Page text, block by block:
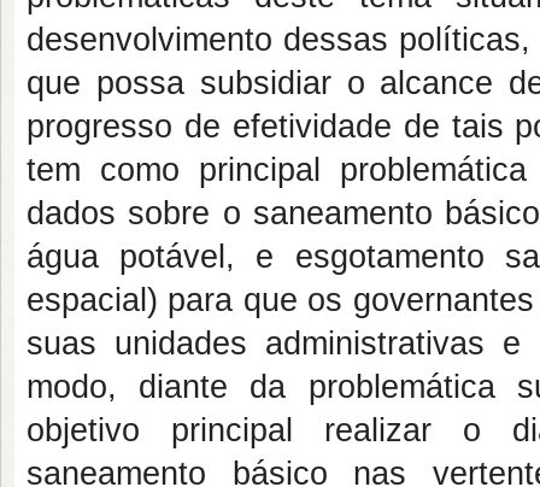
desenvolvimento dessas
que possa subsidiar o alcance
progresso de efetividade de tais
tem como principal
dados sobre o saneamento
água potável, e esgotamento
espacial) para que os
suas unidades administrativas
modo, diante da problemática
objetivo principal realizar o
saneamento básico nas